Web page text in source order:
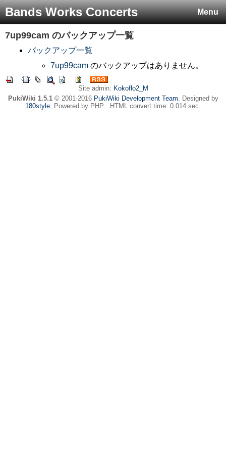
Menu
Bands Works Concerts
7up99cam のバックアップ一覧
バックアップ一覧
7up99cam のバックアップはありません。
Site admin: Kokoflo2_M
PukiWiki 1.5.1© 2001-2016 PukiWiki Development Team. Designed by
180style. Powered by PHP . HTML convert time: 0.014 sec.